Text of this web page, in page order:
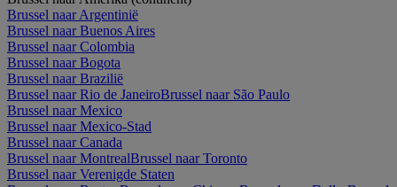
Brussel naar Argentinië
Brussel naar Buenos Aires
Brussel naar Colombia
Brussel naar Bogota
Brussel naar Brazilië
Brussel naar Rio de JaneiroBrussel naar São Paulo
Brussel naar Mexico
Brussel naar Mexico-Stad
Brussel naar Canada
Brussel naar MontrealBrussel naar Toronto
Brussel naar Verenigde Staten